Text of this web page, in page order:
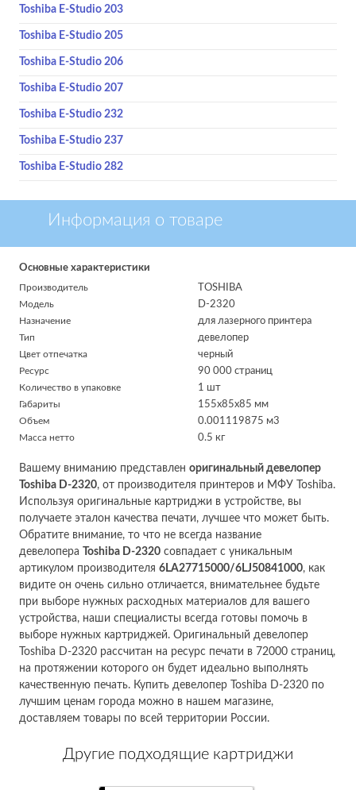
Toshiba E-Studio 203
Toshiba E-Studio 205
Toshiba E-Studio 206
Toshiba E-Studio 207
Toshiba E-Studio 232
Toshiba E-Studio 237
Toshiba E-Studio 282
Информация о товаре
Основные характеристики
TOSHIBA
Производитель
D-2320
Модель
для лазерного принтера
Назначение
девелопер
Тип
черный
Цвет отпечатка
90 000 страниц
Ресурс
1 шт
Количество в упаковке
155x85x85 мм
Габариты
0.001119875 м3
Объем
0.5 кг
Масса нетто
Вашему вниманию представлен оригинальный девелопер
Toshiba D-2320, от производителя принтеров и МФУ Toshiba.
Используя оригинальные картриджи в устройстве, вы
получаете эталон качества печати, лучшее что может быть.
Обратите внимание, то что не всегда название
девелопера
Toshiba D-2320 совпадает с уникальным
артикулом производителя 6LA27715000/6LJ50841000, как
видите он очень сильно отличается, внимательнее будьте
при выборе нужных расходных материалов для вашего
устройства, наши специалисты всегда готовы помочь в
выборе нужных картриджей. Оригинальный девелопер
Toshiba D-2320 рассчитан на ресурс печати в 72000 страниц,
на протяжении которого он будет идеально выполнять
качественную печать. Купить девелопер Toshiba D-2320 по
лучшим ценам города можно в нашем магазине,
доставляем товары по всей территории России.
Другие подходящие картриджи